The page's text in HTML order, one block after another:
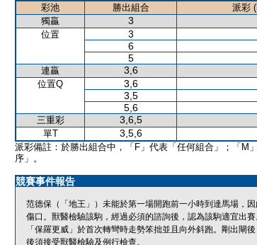
彩池 勝出組合
派彩
獨贏
3
位置 3
6
5
連贏 3,6
位置Q 3,6
3,5
5,6
三重彩 3,6,5
單T 3,5,6
派彩備註：於勝出組合中，「F」代表「任何組合」；「M
序」。
競賽事件報告
范德保（「地王」）未能於第一場開跑前一小時到達馬場，
傷口。獸醫檢驗該駒，經過必須的諮詢後，認為該駒適宜出
「保羅更威」於首次轉彎時走勢笨拙並且向外斜跑。剛出閘
後須接受獸醫檢驗及例行檢查。